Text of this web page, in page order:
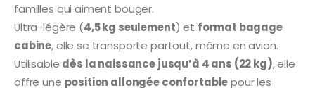
familles qui aiment bouger.
Ultra-légère (4,5 kg seulement) et format bagage
cabine, elle se transporte partout, même en avion.
Utilisable dès la naissance jusqu’à 4 ans (22 kg), elle
offre une position allongée confortablepour les